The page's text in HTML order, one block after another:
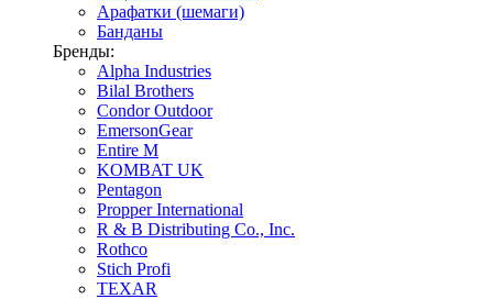
Арафатки (шемаги)
Банданы
Бренды:
Alpha Industries
Bilal Brothers
Condor Outdoor
EmersonGear
Entire M
KOMBAT UK
Pentagon
Propper International
R & B Distributing Co., Inc.
Rothco
Stich Profi
TEXAR